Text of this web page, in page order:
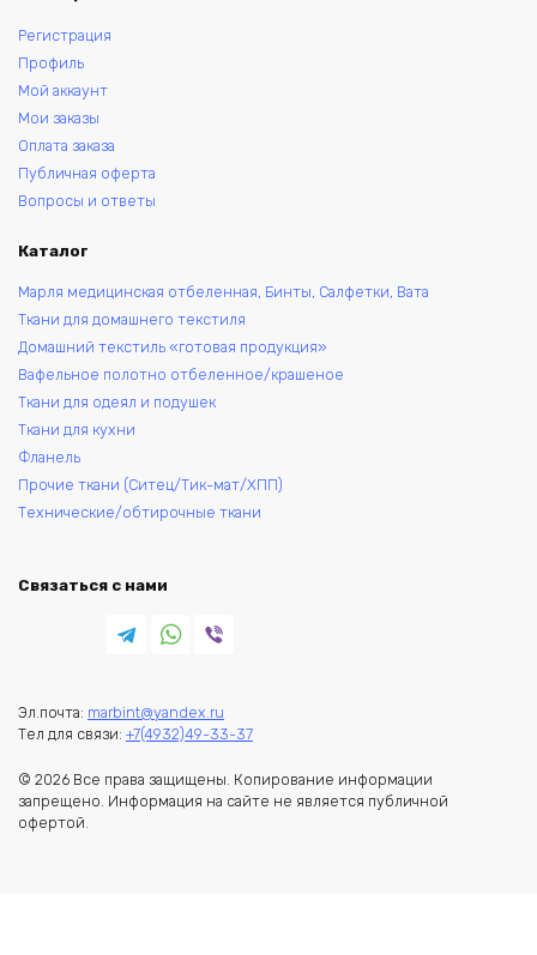
Регистрация
Профиль
Мой аккаунт
Мои заказы
Оплата заказа
Публичная оферта
Вопросы и ответы
Каталог
Марля медицинская отбеленная, Бинты, Салфетки, Вата
Ткани для домашнего текстиля
Домашний текстиль «готовая продукция»
Вафельное полотно отбеленное/крашеное
Ткани для одеял и подушек
Ткани для кухни
Фланель
Прочие ткани (Ситец/Тик-мат/ХПП)
Технические/обтирочные ткани
Связаться с нами
Эл.почта: marbint@yandex.ru
Тел для связи: +7(4932)49-33-37
© 2026 Все права защищены. Копирование информации
запрещено. Информация на сайте не является публичной
офертой.